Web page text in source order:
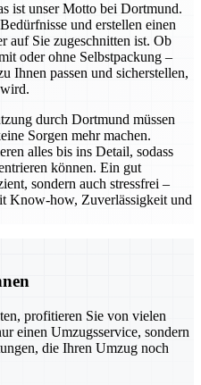
ist unser Motto bei Dortmund.
und erstellen einen
auf Sie zugeschnitten ist. Ob
oder ohne Selbstpackung –
Ihnen passen und sicherstellen,
durch Dortmund müssen
Sorgen mehr machen.
alles bis ins Detail, sodass
können. Ein gut
sondern auch stressfrei –
Know-how, Zuverlässigkeit und
profitieren Sie von vielen
einen Umzugsservice, sondern
die Ihren Umzug noch